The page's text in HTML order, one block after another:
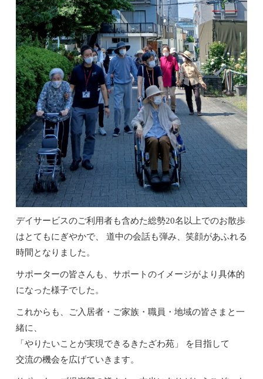
デイサービスのご利用者も含めた総勢20名以上でのお散歩
はとてもにぎやかで、 道中の会話も弾み、笑顔があふれる
時間となりました。
サポーターの皆さんも、サポートのイメージがより具体的
になった様子でした。
これからも、ご入居者・ご家族・職員・地域の皆さまと一
緒に、
「やりたいことが実現できるきたざわ苑」 を目指して
交流の機会を広げていきます。